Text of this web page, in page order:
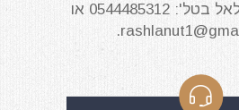
אל עו"ד אורי דלאל בטל': 0544485312 או
.